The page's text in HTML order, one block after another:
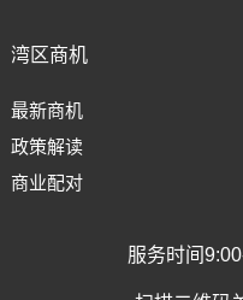
湾区商机
最新商机
政策解读
商业配对
服务时间